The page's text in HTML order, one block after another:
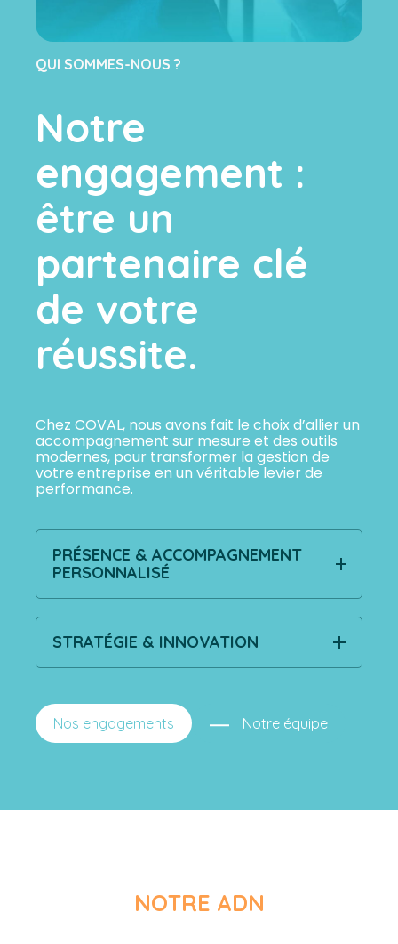
QUI SOMMES-NOUS ?
Notre
engagement :
être un
partenaire clé
de votre
réussite.
Chez COVAL, nous avons fait le choix d’allier un
accompagnement sur mesure et des outils
modernes, pour transformer la gestion de
votre entreprise en un véritable levier de
performance.
PRÉSENCE & ACCOMPAGNEMENT
PERSONNALISÉ
STRATÉGIE & INNOVATION
Nos engagements Notre équipe
NOTRE ADN